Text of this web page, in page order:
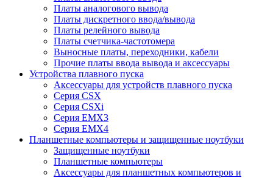
Платы аналогового вывода
Платы дискретного ввода/вывода
Платы релейного вывода
Платы счетчика-частотомера
Выносные платы, переходники, кабели
Прочие платы ввода вывода и аксессуары
Устройства плавного пуска
Аксессуары для устройств плавного пуска
Серия CSX
Серия CSXi
Серия EMX3
Серия EMX4
Планшетные компьютеры и защищенные ноутбуки
Защищенные ноутбуки
Планшетные компьютеры
Аксессуары для планшетных компьютеров и